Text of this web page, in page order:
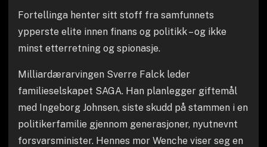
Fortellinga henter sitt stoff fra samfunnets
ypperste elite innen finans og politikk – og ikke
minst etterretning og spionasje.
Milliardærarvingen Sverre Falck leder
familieselskapet SAGA. Han planlegger giftemål
med Ingeborg Johnsen, siste skudd på stammen i en
politikerfamilie gjennom generasjoner, nyutnevnt
forsvarsminister. Hennes mor Wenche viser seg en